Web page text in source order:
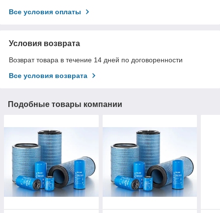
Все условия оплаты
Условия возврата
Возврат товара в течение 14 дней по договоренности
Все условия возврата
Подобные товары компании